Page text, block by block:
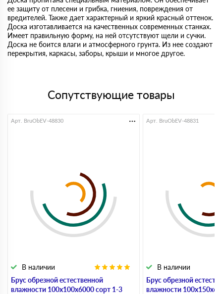
ее защиту от плесени и грибка, гниения, повреждения от
вредителей. Также дает характерный и яркий красный оттенок.
Доска изготавливается на качественных современных станках.
Имеет правильную форму, на ней отсутствуют щели и сучки.
Доска не боится влаги и атмосферного грунта. Из нее создают
перекрытия, каркасы, заборы, крыши и многое другое.
Сопутствующие товары
Брус обрезной естественной
влажности 100х100х6000 сорт 1-3
В наличии
Арт. BruObEV-48830
Брус обрезной
влажности
В наличии
Арт. BruObEV-48831